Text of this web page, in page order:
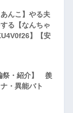
んこ】やる夫
る【なんちゃ
】【安
祭・紹介】 羨
・異能バト